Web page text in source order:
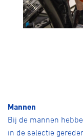
Mannen
Bij de mannen
in de selectie